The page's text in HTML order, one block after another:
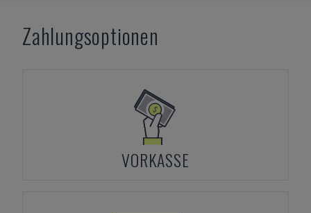
Zahlungsoptionen
VORKASSE